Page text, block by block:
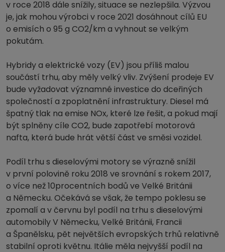
v roce 2018 dále snížily, situace se nezlepšila. Výzvou
je, jak mohou výrobci v roce 2021 dosáhnout cílů EU
o emisích o 95 g CO2/km a vyhnout se velkým
pokutám.
Hybridy a elektrické vozy (EV) jsou příliš malou
součástí trhu, aby měly velký vliv. Zvýšení prodeje EV
bude vyžadovat významné investice do dceřiných
společností a zpoplatnění infrastruktury. Diesel má
špatný tlak na emise NOx, které lze řešit, a pokud mají
být splněny cíle CO2, bude zapotřebí motorová
nafta, která bude hrát větší část ve směsi vozidel.
Podíl trhu s dieselovými motory se výrazně snížil
v první polovině roku 2018 ve srovnání s rokem 2017,
o více než 10procentních bodů ve Velké Británii
a Německu. Očekává se však, že tempo poklesu se
zpomalí a v červnu byl podíl na trhu s dieselovými
automobily V Německu, Velké Británii, Francii
a Španělsku, pět největších evropských trhů relativně
stabilní oproti květnu. Itálie měla nejvyšší podíl na